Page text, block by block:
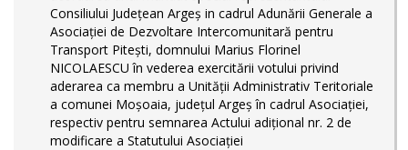
Consiliului Judeţean Argeş in cadrul Adunării Generale a
Asociaţiei de Dezvoltare Intercomunitară pentru
Transport Piteşti, domnului Marius Florinel
NICOLAESCU în vederea exercitării votului privind
aderarea ca membru a Unităţii Administrativ Teritoriale
a comunei Moşoaia, judeţul Argeş în cadrul Asociaţiei,
respectiv pentru semnarea Actului adiţional nr. 2 de
modificare a Statutului Asociaţiei